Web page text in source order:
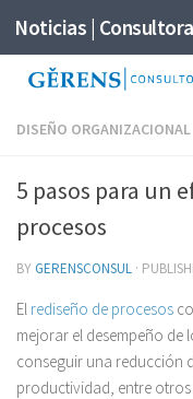
DISEÑO ORGANIZACIONAL
5 pasos para un
procesos
BY GERENSCONSUL ·
El rediseño de procesos
mejorar el desempeño de
conseguir una reducción
productividad, entre otros